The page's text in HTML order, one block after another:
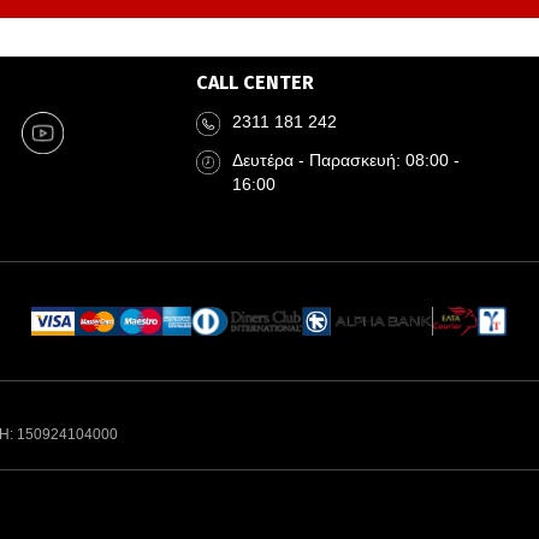
CALL CENTER
2311 181 242
Δευτέρα - Παρασκευή: 08:00 -
16:00
150924104000